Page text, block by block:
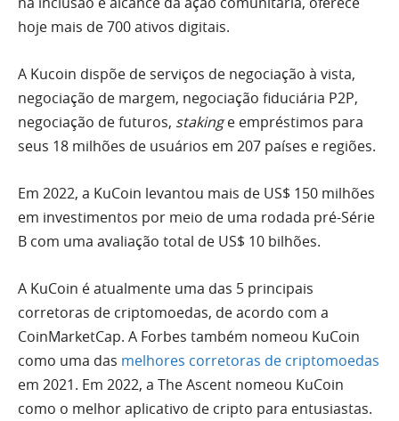
hoje mais de 700 ativos digitais.
A Kucoin dispõe de serviços de negociação à vista,
negociação de margem, negociação fiduciária P2P,
negociação de futuros, stakinge empréstimos para
seus 18 milhões de usuários em 207 países e regiões.
Em 2022, a KuCoin levantou mais de US$ 150 milhões
em investimentos por meio de uma rodada pré-Série
B com uma avaliação total de US$ 10 bilhões.
A KuCoin é atualmente uma das 5 principais
corretoras de criptomoedas, de acordo com a
CoinMarketCap. A Forbes também nomeou KuCoin
como uma das melhores corretoras de criptomoedas
em 2021. Em 2022, a The Ascent nomeou KuCoin
como o melhor aplicativo de cripto para entusiastas.